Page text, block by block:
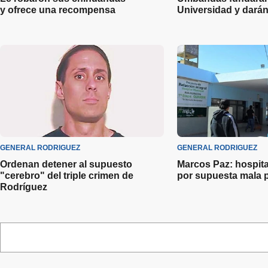
y ofrece una recompensa
Universidad y
GENERAL RODRIGUEZ
Ordenan detener al supuesto
"cerebro" del triple crimen de
Rodríguez
GENERAL RODRIGUEZ
Marcos Paz:
por supuesta mala